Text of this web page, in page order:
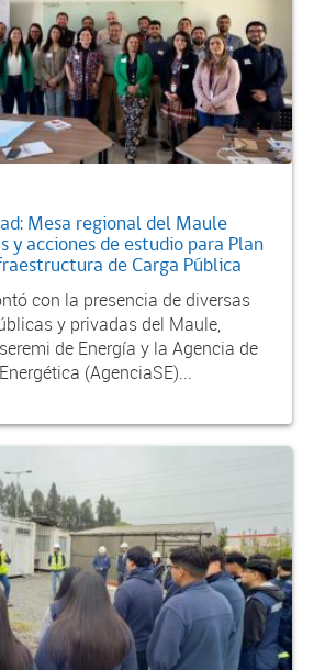
Mesa regional del Maule
y acciones de estudio para Plan
de Carga Pública
con la presencia de diversas
y privadas del Maule,
de Energía y la Agencia de
(AgenciaSE)...